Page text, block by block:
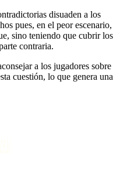
disuaden a los
pues, en el peor escenario,
sino teniendo que cubrir los
contraria.
a los jugadores sobre
cuestión, lo que genera una